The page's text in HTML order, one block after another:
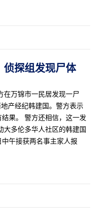
侦探组发现尸体
在万锦市一民居发现一尸
产经纪韩建国。警方表示
果。 警方还相信，这一发
大多伦多华人社区的韩建国
午接获两名事主家人报